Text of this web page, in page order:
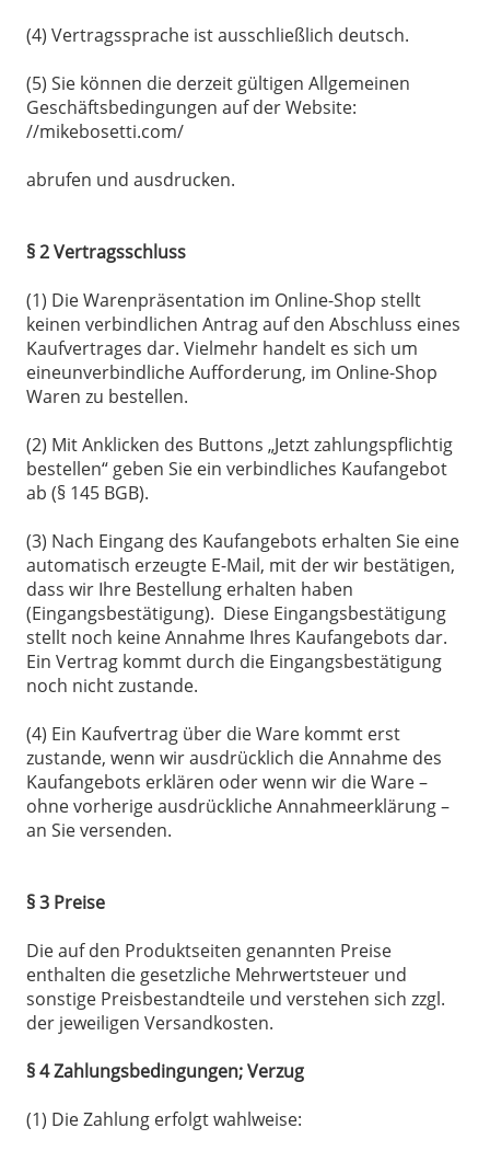
(4) Vertragssprache ist ausschließlich deutsch.
(5) Sie können die derzeit gültigen Allgemeinen
Geschäftsbedingungen auf der Website:
//mikebosetti.com/
abrufen und ausdrucken.
§ 2 Vertragsschluss
(1) Die Warenpräsentation im Online-Shop stellt
keinen verbindlichen Antrag auf den Abschluss eines
Kaufvertrages dar. Vielmehr handelt es sich um
eineunverbindliche Aufforderung, im Online-Shop
Waren zu bestellen.
(2) Mit Anklicken des Buttons „Jetzt zahlungspflichtig
bestellen“ geben Sie ein verbindliches Kaufangebot
ab (§ 145 BGB).
(3) Nach Eingang des Kaufangebots erhalten Sie eine
automatisch erzeugte E-Mail, mit der wir bestätigen,
dass wir Ihre Bestellung erhalten haben
(Eingangsbestätigung). Diese Eingangsbestätigung
stellt noch keine Annahme Ihres Kaufangebots dar.
Ein Vertrag kommt durch die Eingangsbestätigung
noch nicht zustande.
(4) Ein Kaufvertrag über die Ware kommt erst
zustande, wenn wir ausdrücklich die Annahme des
Kaufangebots erklären oder wenn wir die Ware –
ohne vorherige ausdrückliche Annahmeerklärung –
an Sie versenden.
§ 3 Preise
Die auf den Produktseiten genannten Preise
enthalten die gesetzliche Mehrwertsteuer und
sonstige Preisbestandteile und verstehen sich zzgl.
der jeweiligen Versandkosten.
§ 4 Zahlungsbedingungen; Verzug
(1) Die Zahlung erfolgt wahlweise: